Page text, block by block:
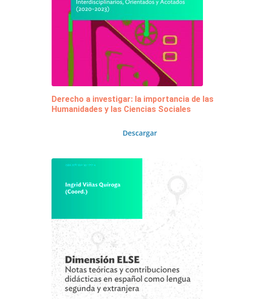
Derecho a investigar: la importancia de las
Humanidades y las Ciencias Sociales
Descargar